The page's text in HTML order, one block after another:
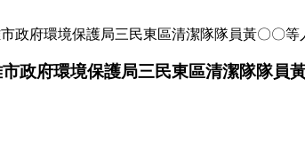
政府環境保護局三民東區清潔隊隊員黃〇〇
政府環境保護局三民東區清潔隊隊